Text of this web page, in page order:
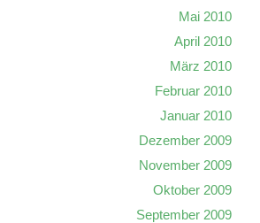
Mai 2010
April 2010
März 2010
Februar 2010
Januar 2010
Dezember 2009
November 2009
Oktober 2009
September 2009